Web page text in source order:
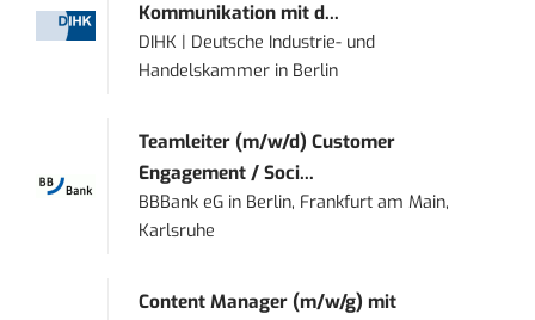
Kommunikation mit d...
DIHK | Deutsche Industrie- und
Handelskammer in Berlin
Teamleiter (m/w/d) Customer
Engagement / Soci...
BBBank eG in Berlin, Frankfurt am Main,
Karlsruhe
Content Manager (m/w/g) mit